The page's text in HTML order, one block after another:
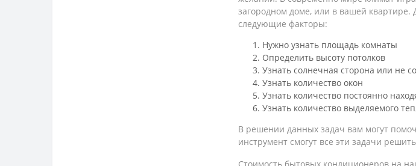
загородном доме, или в вашей квартире.
следующие факторы:
Нужно узнать площадь комнаты
Определить высоту потолков
Узнать солнечная сторона или не
Узнать количество окон
Узнать количество постоянно
Узнать количество выделяемого
В решении данных задач вам могут
инструмент смогут все эти задачи